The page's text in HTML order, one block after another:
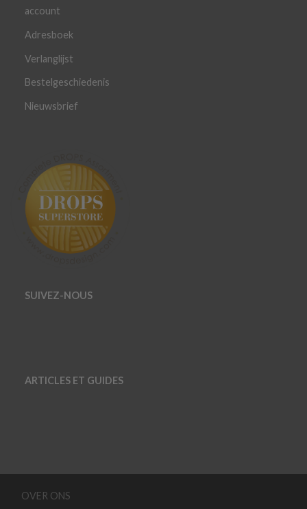
account
Adresboek
Verlanglijst
Bestelgeschiedenis
Nieuwsbrief
SUIVEZ-NOUS
ARTICLES ET GUIDES
OVER ONS